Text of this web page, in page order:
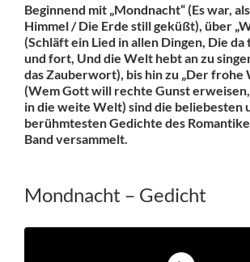
Beginnend mit „Mondnacht“ (Es war,
Himmel / Die Erde still geküßt), über
(Schläft ein Lied in allen Dingen, Die
und fort, Und die Welt hebt an zu
das Zauberwort), bis hin zu „Der frohe
(Wem Gott will rechte Gunst
in die weite Welt) sind die beliebesten
berühmtesten Gedichte des
Band versammelt.
Mondnacht – Gedicht